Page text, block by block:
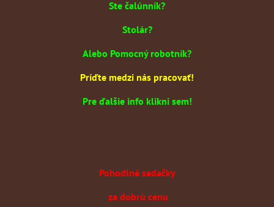
Ste čalúnník?
Stolár?
Alebo Pomocný robotník?
Príďte medzi nás pracovať!
Pre ďalšie info klikni sem!
Pohodlné sedačky
za dobrú cenu